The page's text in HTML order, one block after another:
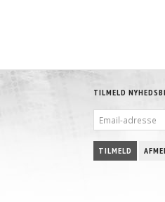
TILMELD
ADRESSE
TILMELD